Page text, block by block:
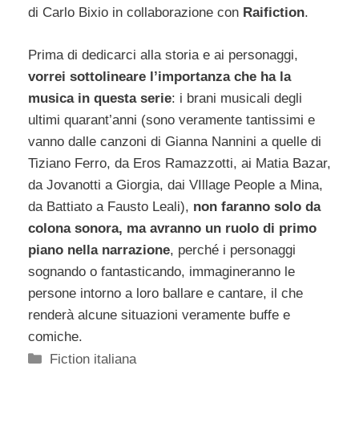
di Carlo Bixio in collaborazione con Raifiction.
Prima di dedicarci alla storia e ai personaggi,
vorrei sottolineare l’importanza che ha la
musica in questa serie: i brani musicali degli
ultimi quarant’anni (sono veramente tantissimi e
vanno dalle canzoni di Gianna Nannini a quelle di
Tiziano Ferro, da Eros Ramazzotti, ai Matia Bazar,
da Jovanotti a Giorgia, dai VIllage People a Mina,
da Battiato a Fausto Leali), non faranno solo da
colona sonora, ma avranno un ruolo di primo
piano nella narrazione, perché i personaggi
sognando o fantasticando, immagineranno le
persone intorno a loro ballare e cantare, il che
renderà alcune situazioni veramente buffe e
comiche.
Categorie
Fiction italiana